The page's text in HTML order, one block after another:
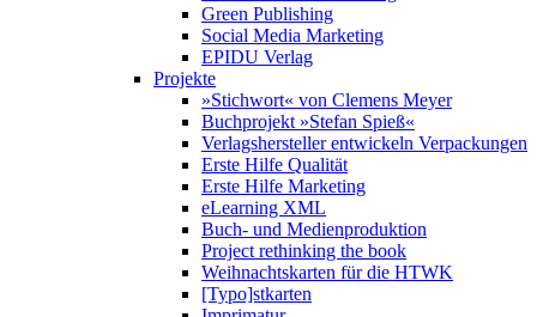
Green Publishing
Social Media Marketing
EPIDU Verlag
Projekte
»Stichwort« von Clemens Meyer
Buchprojekt »Stefan Spieß«
Verlagshersteller entwickeln Verpackungen
Erste Hilfe Qualität
Erste Hilfe Marketing
eLearning XML
Buch- und Medienproduktion
Project rethinking the book
Weihnachtskarten für die HTWK
[Typo]stkarten